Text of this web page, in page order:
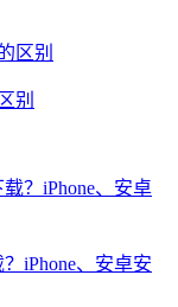
别
iPhone、安卓安